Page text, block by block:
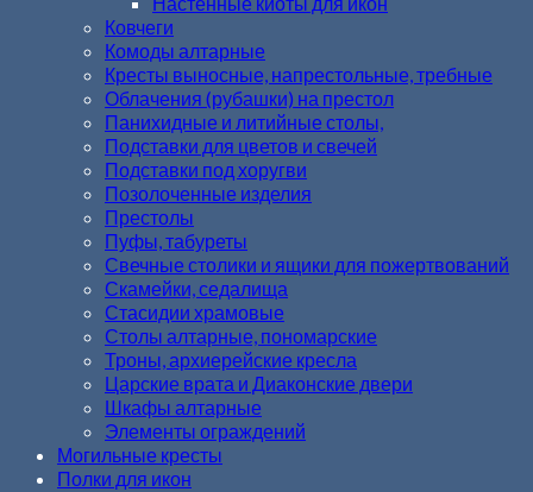
Ковчеги
Комоды алтарные
Кресты выносные, напрестольные, требные
Облачения (рубашки) на престол
Панихидные и литийные столы,
Подставки для цветов и свечей
Подставки под хоругви
Позолоченные изделия
Престолы
Пуфы, табуреты
Свечные столики и ящики для пожертвований
Скамейки, седалища
Стасидии храмовые
Столы алтарные, пономарские
Троны, архиерейские кресла
Царские врата и Диаконские двери
Шкафы алтарные
Элементы ограждений
Могильные кресты
Полки для икон